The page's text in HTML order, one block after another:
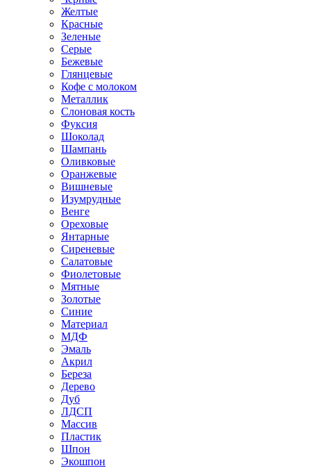
Желтые
Красные
Зеленые
Серые
Бежевые
Глянцевые
Кофе с молоком
Металлик
Слоновая кость
Фуксия
Шоколад
Шампань
Оливковые
Оранжевые
Вишневые
Изумрудные
Венге
Ореховые
Янтарные
Сиреневые
Салатовые
Фиолетовые
Мятные
Золотые
Синие
Материал
МДФ
Эмаль
Акрил
Береза
Дерево
Дуб
ЛДСП
Массив
Пластик
Шпон
Экошпон